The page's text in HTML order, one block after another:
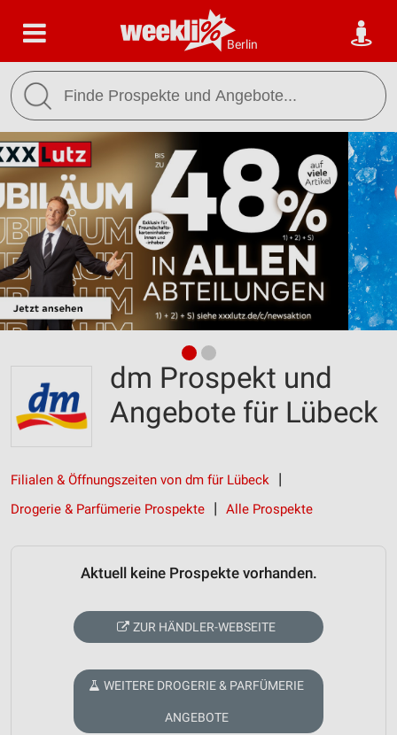
Berlin
dm Prospekt und
Angebote für Lübeck
Filialen & Öffnungszeiten von dm für Lübeck
Drogerie & Parfümerie Prospekte
Alle Prospekte
Aktuell keine Prospekte vorhanden.
ZUR HÄNDLER-WEBSEITE
WEITERE DROGERIE & PARFÜMERIE
ANGEBOTE